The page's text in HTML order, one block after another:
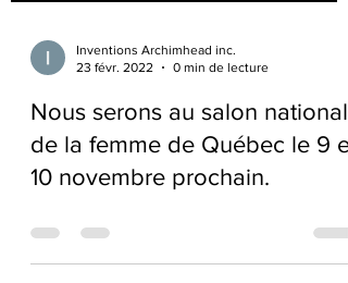
Inventions Archimhead inc.